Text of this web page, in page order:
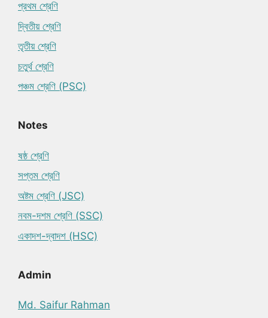
প্রথম শ্রেণি
দ্বিতীয় শ্রেণি
তৃতীয় শ্রেণি
চতুর্থ শ্রেণি
পঞ্চম শ্রেণি (PSC)
Notes
ষষ্ঠ শ্রেণি
সপ্তম শ্রেণি
অষ্টম শ্রেণি (JSC)
নবম-দশম শ্রেণি (SSC)
একাদশ-দ্বাদশ (HSC)
Admin
Md. Saifur Rahman